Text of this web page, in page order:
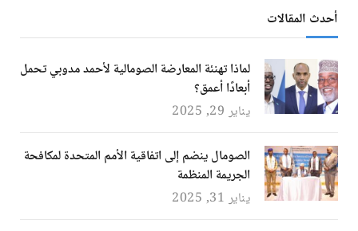
أحدث المقالات
لماذا تهنئة المعارضة الصومالية لأحمد مدوبي تحمل
أبعادًا أعمق؟
يناير 29, 2025
الصومال ينضم إلى اتفاقية الأمم المتحدة لمكافحة
الجريمة المنظمة
يناير 31, 2025